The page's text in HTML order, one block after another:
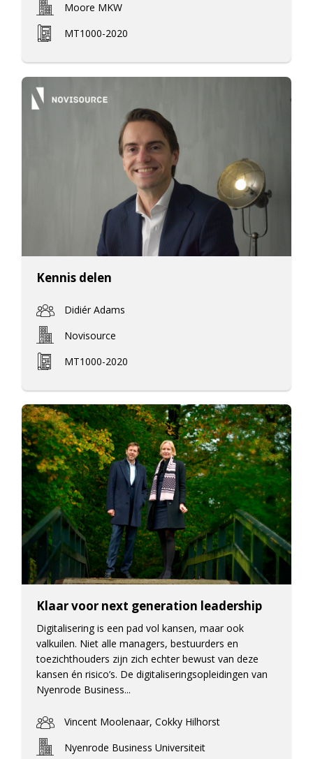
Moore MKW
MT1000-2020
Kennis delen
Didiér Adams
Novisource
MT1000-2020
Klaar voor next generation leadership
Digitalisering is een pad vol kansen, maar ook
valkuilen. Niet alle managers, bestuurders en
toezichthouders zijn zich echter bewust van deze
kansen én risico’s. De digitaliseringsopleidingen van
Nyenrode Business...
Vincent Moolenaar, Cokky Hilhorst
Nyenrode Business Universiteit